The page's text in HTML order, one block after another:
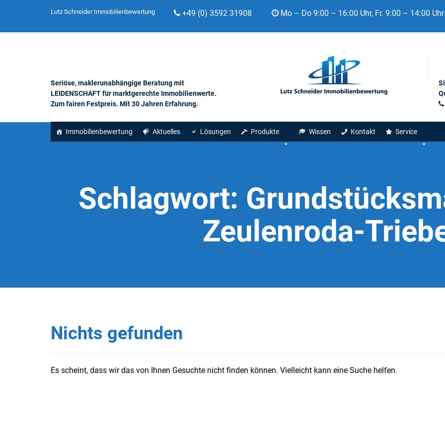
Lutz Schneider Immobilienbewertung +49 (0) 3592 31908 Mo – Do 9:00 – 16:00 Uhr, Fr. 9:00 – 14:00 Uhr
Seriöse, maklerunabhängige Beratung mit
LEIDENSCHAFT für marktgerechte Immobilienwerte.
Zum fairen Festpreis. Mit 30 Jahren Erfahrung.
Immobilienbewertung Aktuelles Lösungen Produkte Wissen Kontakt Service
Schlagwort:
Zeulenroda-
Nichts gefunden
Es scheint, dass wir das von Ihnen Gesuchte nicht finden können. Vielleicht kann eine Suche helfen.